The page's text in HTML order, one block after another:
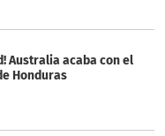
Australia acaba con el
Honduras